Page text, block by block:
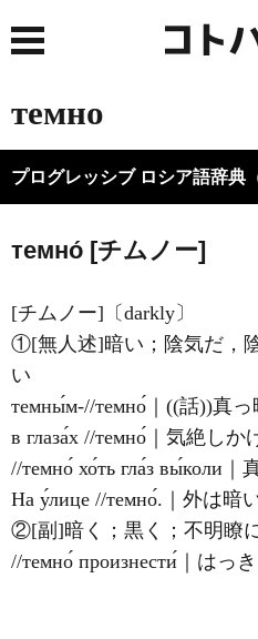
темно
プログレッシブ ロシア語辞典
темно́ [チムノー]
[チムノー]〔darkly〕
①[無人述]暗い；陰気だ，
い
темны́м-//темно́｜((話))真っ
в глаза́х //темно́｜気絶しか
//темно́ хо́ть гла́з вы́коли｜
На у́лице //темно́.｜外は暗
②[副]暗く；黒く；不明瞭
//темно́ произнести́｜はっ